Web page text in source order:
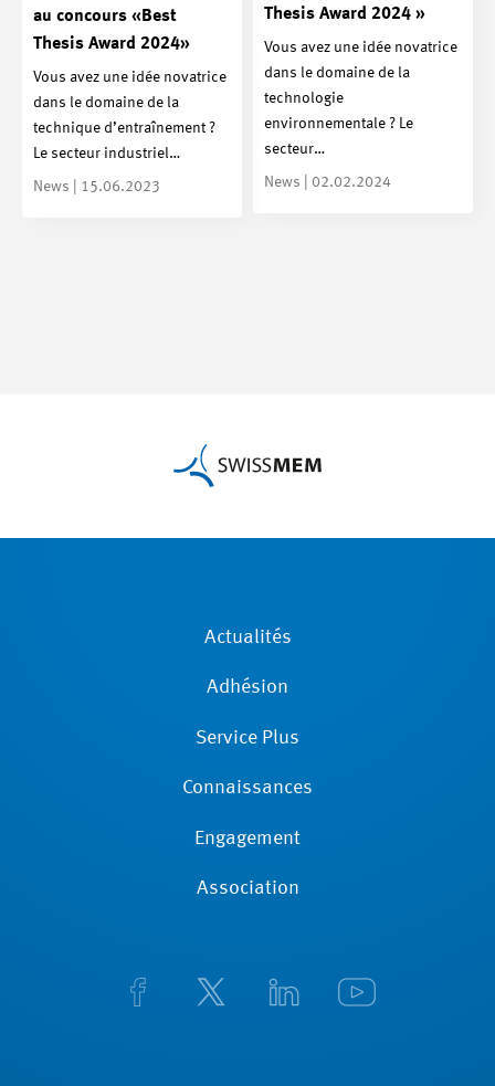
Thesis Award 2024 »
Vous avez une idée novatrice
dans le domaine de la
technologie
environnementale ? Le
secteur…
News | 02.02.2024
au concours «Best
Thesis Award 2024»
Vous avez une idée novatrice
dans le domaine de la
technique d’entraînement ?
Le secteur industriel…
News | 15.06.2023
Actualités
Adhésion
Service Plus
Connaissances
Engagement
Association